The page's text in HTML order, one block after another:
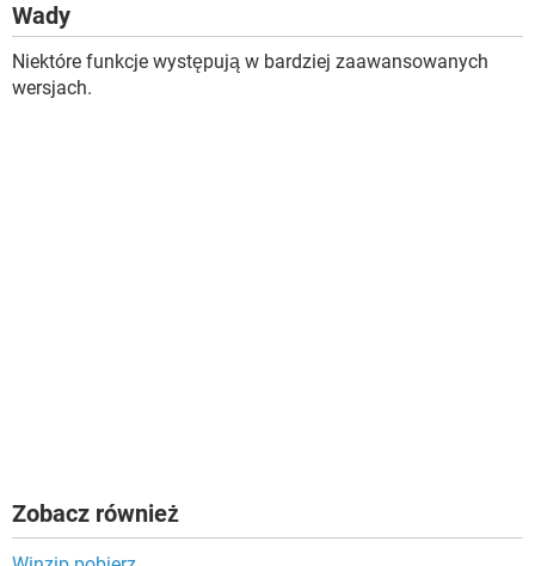
Wady
Niektóre funkcje występują w bardziej zaawansowanych
wersjach.
Zobacz również